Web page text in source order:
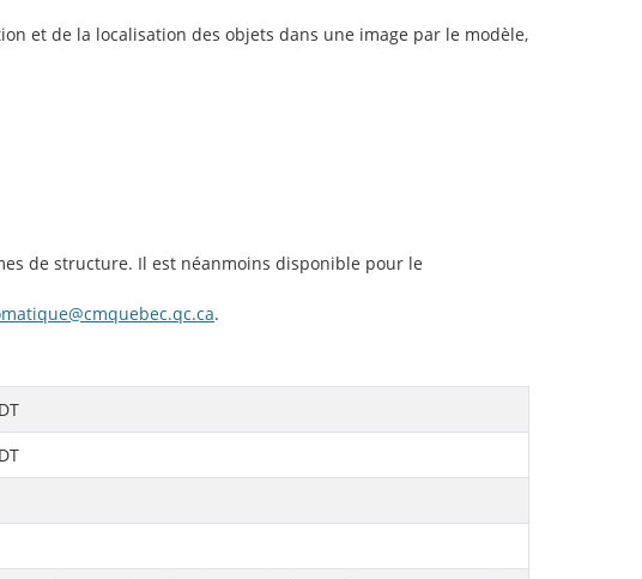
et de la localisation des objets dans une image par le modèle,
de structure. Il est néanmoins disponible pour le
.